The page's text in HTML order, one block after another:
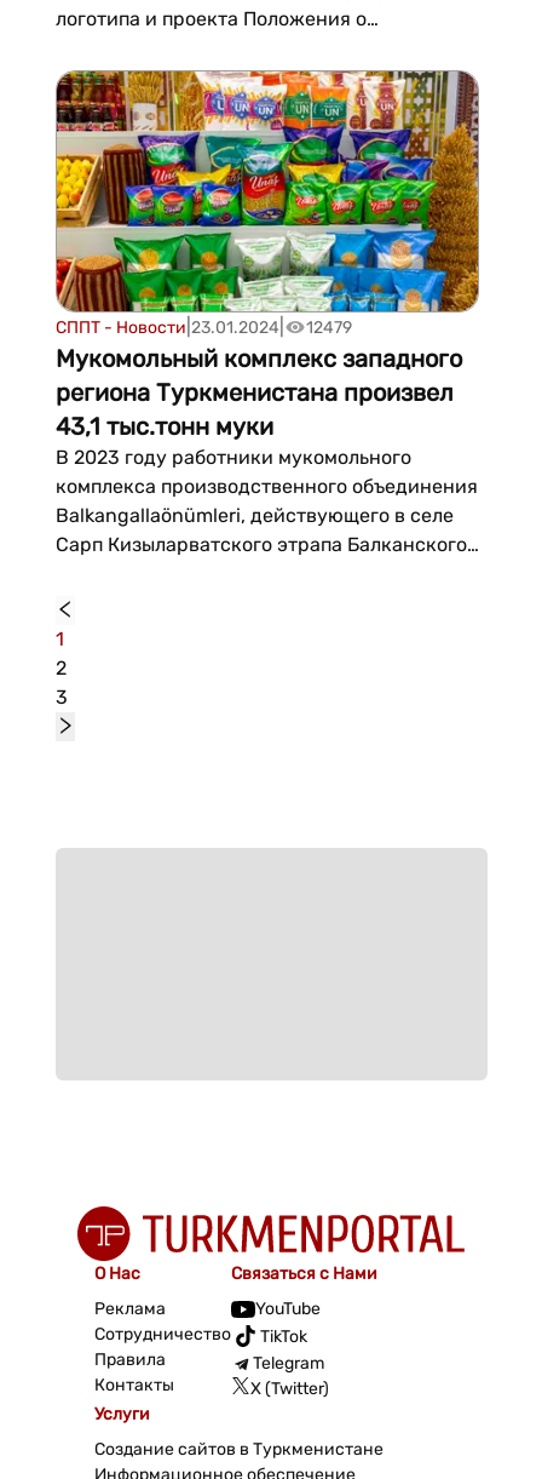
логотипа и проекта Положения о
Туркменистане», сообщает TDH. Как
сообщил вице-премьер, в настоящее время
осуществляется масштабная деятельность
по продвижению отечественной п...
СППТ - Новости 23.01.2024 12479
Мукомольный комплекс западного
региона Туркменистана произвел
43,1 тыс.тонн муки
В 2023 году работники мукомольного
комплекса производственного объединения
Balkangallaönümleri, действующего в селе
Сарп Кизыларватского этрапа Балканского
муки. Основная часть муки – это помол
высшего и первого сортов, сообщается в
газете «Нейтральный Туркменистан»....
1
2
3
О Нас
Реклама
Сотрудничество
Правила
Контакты
Связаться с Нами
YouTube
TikTok
Telegram
X (Twitter)
Услуги
Создание сайтов в Туркменистане
Информационное обеспечение